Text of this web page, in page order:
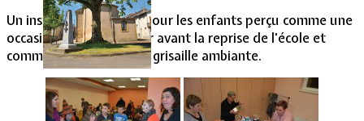
Informations pratiques
Bus scolaire
Un instant de bonheur pour les enfants perçu comme une
occasion de se retrouver avant la reprise de l'école et
comme un antidote à la grisaille ambiante.